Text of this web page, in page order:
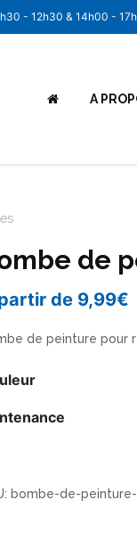
- 12h30 & 14h00 -
A
de
de 9,99€
de peinture pour
bombe-de-